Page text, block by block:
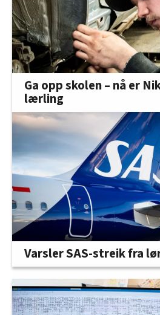
Ga opp skolen – nå er
lærling
Varsler SAS-streik fra